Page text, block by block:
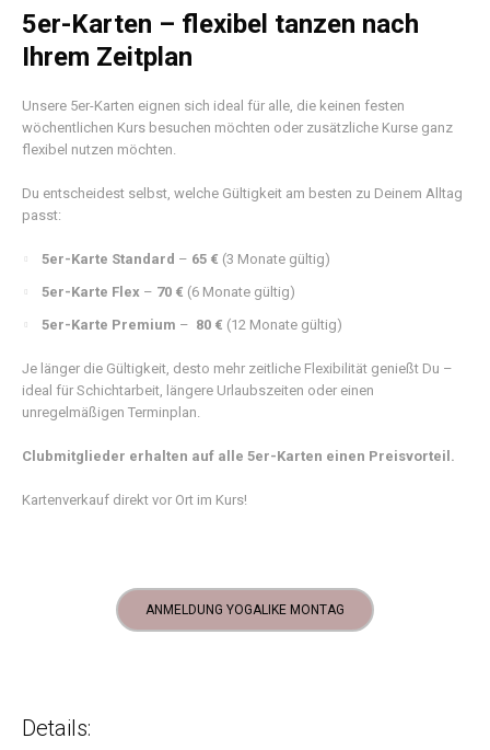
5er-Karten – flexibel tanzen nach
Ihrem Zeitplan
Unsere 5er-Karten eignen sich ideal für alle, die keinen festen
wöchentlichen Kurs besuchen möchten oder zusätzliche Kurse ganz
flexibel nutzen möchten.
Du entscheidest selbst, welche Gültigkeit am besten zu Deinem Alltag
passt:
5er-Karte Standard – 65 € (3 Monate gültig)
5er-Karte Flex – 70 € (6 Monate gültig)
5er-Karte Premium – 80 € (12 Monate gültig)
Je länger die Gültigkeit, desto mehr zeitliche Flexibilität genießt Du –
ideal für Schichtarbeit, längere Urlaubszeiten oder einen
unregelmäßigen Terminplan.
Clubmitglieder erhalten auf alle 5er-Karten einen Preisvorteil.
Kartenverkauf direkt vor Ort im Kurs!
ANMELDUNG YOGALIKE MONTAG
Details: